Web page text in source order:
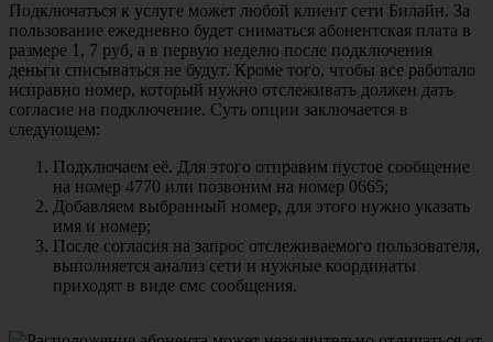
Подключаться к услуге может любой клиент сети Билайн. За
пользование ежедневно будет сниматься абонентская плата в
размере 1, 7 руб, а в первую неделю после подключения
деньги списываться не будут. Кроме того, чтобы все работало
исправно номер, который нужно отслеживать должен дать
согласие на подключение. Суть опции заключается в
следующем:
Подключаем её. Для этого отправим пустое сообщение
на номер 4770 или позвоним на номер 0665;
Добавляем выбранный номер, для этого нужно указать
имя и номер;
После согласия на запрос отслеживаемого пользователя,
выполняется анализ сети и нужные координаты
приходят в виде смс сообщения.